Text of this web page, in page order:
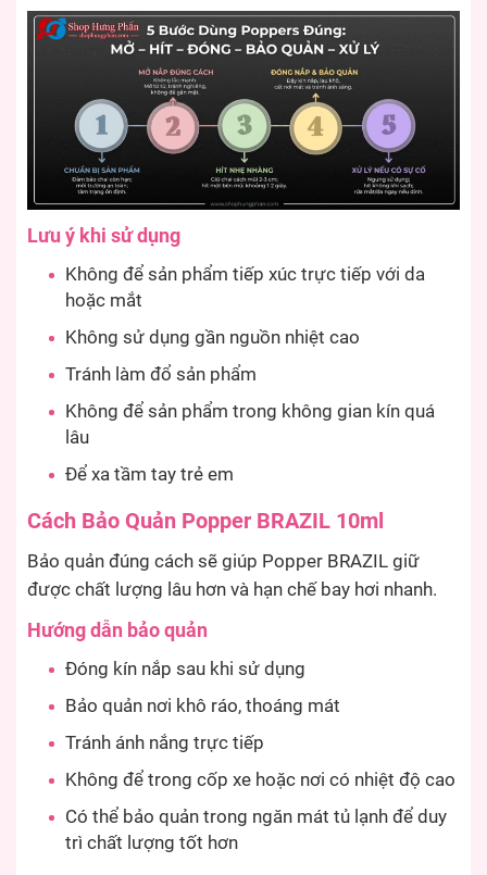
Lưu ý khi sử dụng
Không để sản phẩm tiếp xúc trực tiếp với da
hoặc mắt
Không sử dụng gần nguồn nhiệt cao
Tránh làm đổ sản phẩm
Không để sản phẩm trong không gian kín quá
lâu
Để xa tầm tay trẻ em
Cách Bảo Quản Popper BRAZIL 10ml
Bảo quản đúng cách sẽ giúp Popper BRAZIL giữ
được chất lượng lâu hơn và hạn chế bay hơi nhanh.
Hướng dẫn bảo quản
Đóng kín nắp sau khi sử dụng
Bảo quản nơi khô ráo, thoáng mát
Tránh ánh nắng trực tiếp
Không để trong cốp xe hoặc nơi có nhiệt độ cao
Có thể bảo quản trong ngăn mát tủ lạnh để duy
trì chất lượng tốt hơn